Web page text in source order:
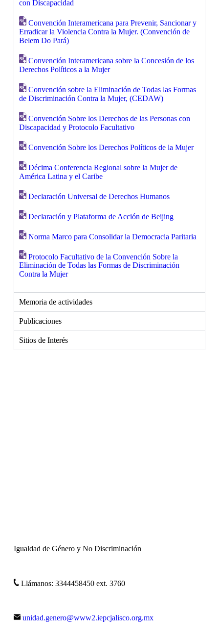
con Discapacidad
Convención Interamericana para Prevenir, Sancionar y
Erradicar la Violencia Contra la Mujer. (Convención de
Belem Do Pará)
Convención Interamericana sobre la Concesión de los
Derechos Políticos a la Mujer
Convención sobre la Eliminación de Todas las Formas
de Discriminación Contra la Mujer, (CEDAW)
Convención Sobre los Derechos de las Personas con
Discapacidad y Protocolo Facultativo
Convención Sobre los Derechos Políticos de la Mujer
Décima Conferencia Regional sobre la Mujer de
América Latina y el Caribe
Declaración Universal de Derechos Humanos
Declaración y Plataforma de Acción de Beijing
Norma Marco para Consolidar la Democracia Paritaria
Protocolo Facultativo de la Convención Sobre la
Eliminación de Todas las Formas de Discriminación
Contra la Mujer
Memoria de actividades
Publicaciones
Sitios de Interés
Igualdad de Género y No Discriminación
Llámanos: 3344458450 ext. 3760
unidad.genero@www2.iepcjalisco.org.mx